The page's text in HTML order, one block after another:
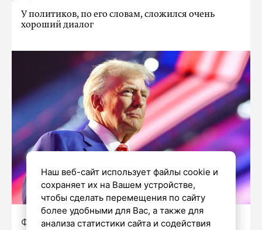
У политиков, по его словам, сложился очень
хороший диалог
Фото: whitehouse.gov
Наш веб-сайт использует файлы cookie и
сохраняет их на Вашем устройстве,
чтобы сделать перемещения по сайту
более удобными для Вас, а также для
анализа статистики сайта и содействия